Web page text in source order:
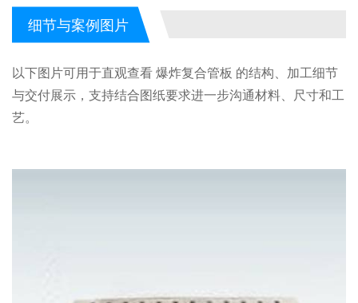
细节与案例图片
以下图片可用于直观查看 爆炸复合管板 的结构、加工细节
与交付展示，支持结合图纸要求进一步沟通材料、尺寸和工
艺。